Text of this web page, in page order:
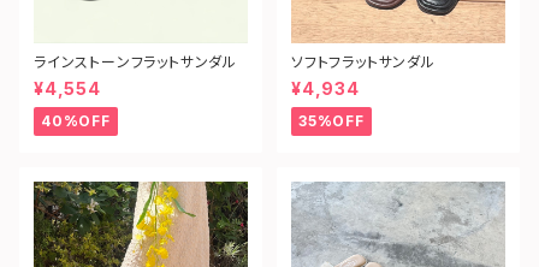
ラインストーンフラットサンダル
¥4,554
40%OFF
ソフトフラットサンダル
¥4,934
35%OFF